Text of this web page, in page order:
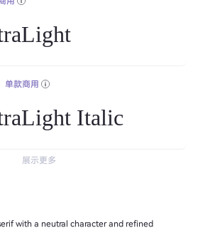
单款商用
Italic
展示更多
with a neutral character and refined